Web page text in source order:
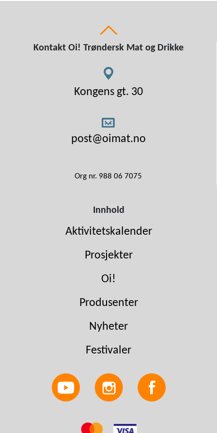
Kontakt Oi! Trøndersk Mat og Drikke
Kongens gt. 30
post@oimat.no
Org nr. 988 06 7075
Innhold
Aktivitetskalender
Prosjekter
Oi!
Produsenter
Nyheter
Festivaler